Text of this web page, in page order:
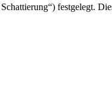
festgelegt.